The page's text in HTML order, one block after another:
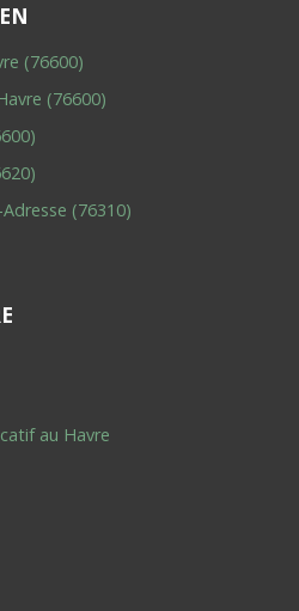
(76600)
(76600)
(76310)
au Havre